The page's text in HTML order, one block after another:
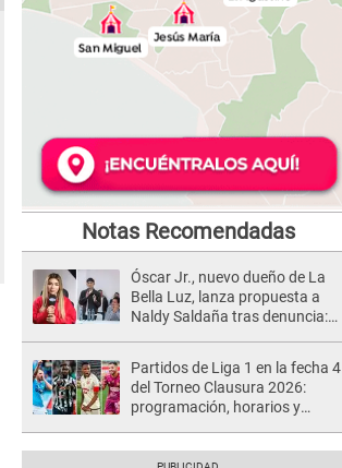
Notas Recomendadas
Óscar Jr., nuevo dueño de La
Bella Luz, lanza propuesta a
Naldy Saldaña tras denuncia:
Partidos de Liga 1 en la fecha 4
del Torneo Clausura 2026:
programación, horarios y